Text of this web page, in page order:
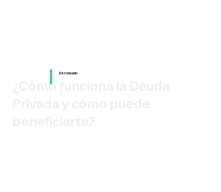
Destacado
¿Cómo funciona la Deuda